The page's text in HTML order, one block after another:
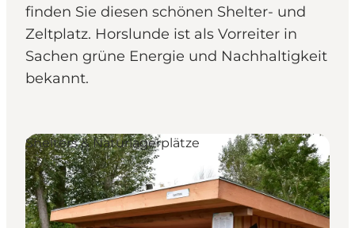
finden Sie diesen schönen Shelter- und
Zeltplatz. Horslunde ist als Vorreiter in
Sachen grüne Energie und Nachhaltigkeit
bekannt.
Shelters & Naturlagerplätze